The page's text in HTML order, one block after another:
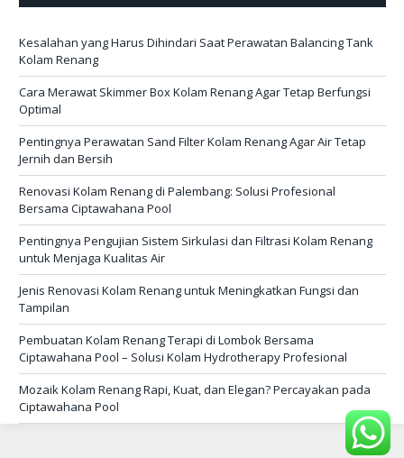
Kesalahan yang Harus Dihindari Saat Perawatan Balancing Tank
Kolam Renang
Cara Merawat Skimmer Box Kolam Renang Agar Tetap Berfungsi
Optimal
Pentingnya Perawatan Sand Filter Kolam Renang Agar Air Tetap
Jernih dan Bersih
Renovasi Kolam Renang di Palembang: Solusi Profesional
Bersama Ciptawahana Pool
Pentingnya Pengujian Sistem Sirkulasi dan Filtrasi Kolam Renang
untuk Menjaga Kualitas Air
Jenis Renovasi Kolam Renang untuk Meningkatkan Fungsi dan
Tampilan
Pembuatan Kolam Renang Terapi di Lombok Bersama
Ciptawahana Pool – Solusi Kolam Hydrotherapy Profesional
Mozaik Kolam Renang Rapi, Kuat, dan Elegan? Percayakan pada
Ciptawahana Pool